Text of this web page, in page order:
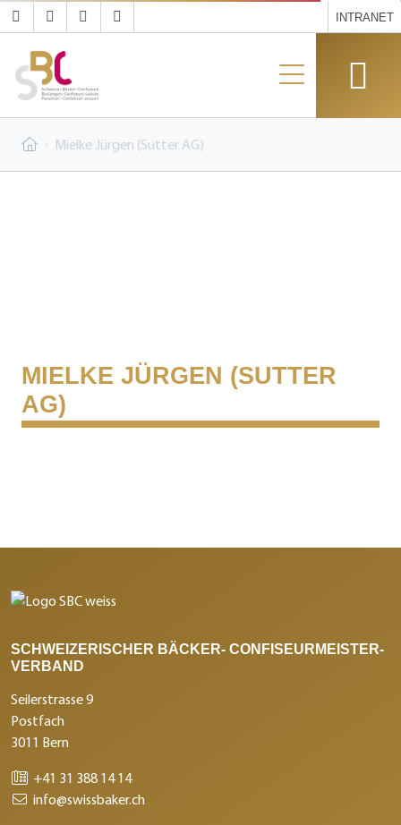
INTRANET
Mielke Jürgen (Sutter AG)
MIELKE JÜRGEN (SUTTER
AG)
SCHWEIZERISCHER BÄCKER- CONFISEURMEISTER-
VERBAND
Seilerstrasse 9
Postfach
3011 Bern
+41 31 388 14 14
info@swissbaker.ch